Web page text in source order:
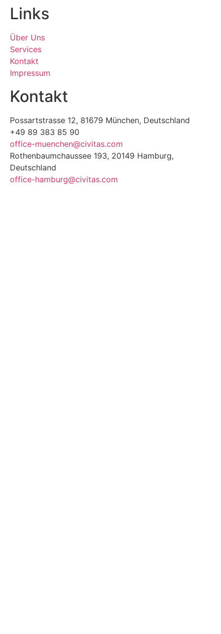
Links
Über Uns
Services
Kontakt
Impressum
Kontakt
Possartstrasse 12, 81679 München, Deutschland
+49 89 383 85 90
office-muenchen@civitas.com
Rothenbaumchaussee 193, 20149 Hamburg,
Deutschland
office-hamburg@civitas.com